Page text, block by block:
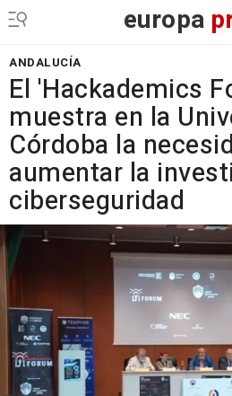
europa
ANDALUCÍA
El 'Hackademics
muestra en la
Córdoba la
aumentar la
ciberseguridad